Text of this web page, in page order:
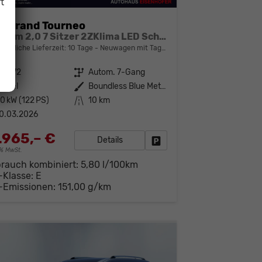
Grand Tourneo
Titanium 2,0 7 Sitzer 2ZKlima LED Scheinwerfer Anhängerkupplung Sitzheizung Einparkhilfe Kamera 17 Zoll Leichtmetall ACC
Lieferzeit:10 Tage Neuwagen mit Tageszulassung
142172 Getriebe Autom. 7-Gang
Diesel Außenfarbe
Boundless Blue Metallic
kW (122 PS) Kilometerstand 10 km
€
MwSt.
Details
kombiniert: 5,80 l/100km
Klasse: E
Emissionen:151,00 g/km